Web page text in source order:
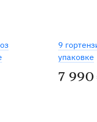
9
упаковке
7 990